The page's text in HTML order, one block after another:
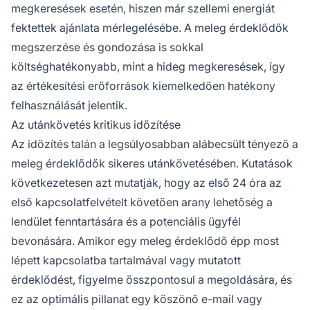
megkeresések esetén, hiszen már szellemi energiát
fektettek ajánlata mérlegelésébe. A meleg érdeklődők
megszerzése és gondozása is sokkal
költséghatékonyabb, mint a hideg megkeresések, így
az értékesítési erőforrások kiemelkedően hatékony
felhasználását jelentik.
Az utánkövetés kritikus időzítése
Az időzítés talán a legsúlyosabban alábecsült tényező a
meleg érdeklődők sikeres utánkövetésében. Kutatások
következetesen azt mutatják, hogy az első 24 óra az
első kapcsolatfelvételt követően arany lehetőség a
lendület fenntartására és a potenciális ügyfél
bevonására. Amikor egy meleg érdeklődő épp most
lépett kapcsolatba tartalmával vagy mutatott
érdeklődést, figyelme összpontosul a megoldására, és
ez az optimális pillanat egy köszönő e-mail vagy